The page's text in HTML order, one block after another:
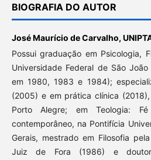
BIOGRAFIA DO AUTOR
José Maurício de Carvalho,
Possui graduação em Psicologia,
Universidade Federal de São
em 1980, 1983 e 1984);
(2005) e em prática clínica
Porto Alegre; em Teologia:
contemporâneo, na Pontifícia
Gerais, mestrado em Filosofia
Juiz de Fora (1986) e